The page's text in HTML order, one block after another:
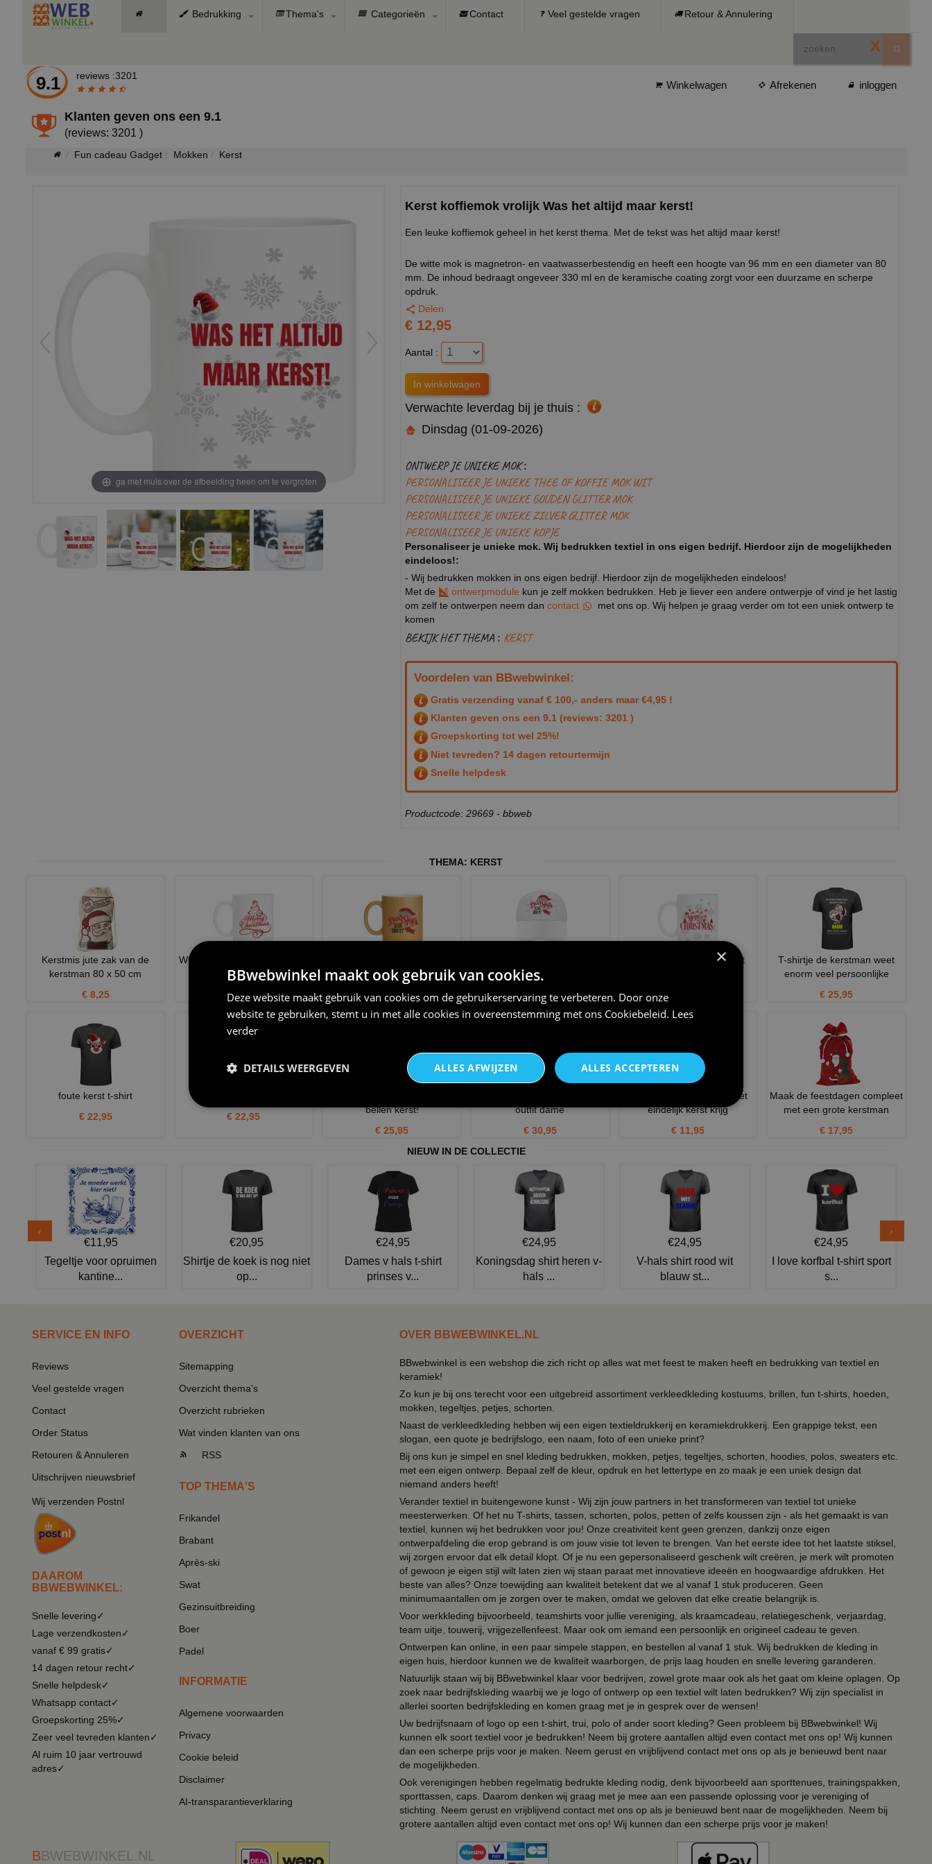
Bedrukking Thema's Categorieën Contact Veel gestelde vragen Retour & Annulering
X
9.1 reviews :3201
Winkelwagen Afrekenen inloggen
Klanten geven ons een9.1
(reviews: 3201 )
Fun cadeau Gadget Mokken Kerst
ga met muis over de afbeelding heen om te vergroten
Kerst koffiemok vrolijk Was het altijd maar kerst!
Een leuke koffiemok geheel in het kerst thema. Met de tekst was het altijd maar kerst!
De witte mok is magnetron- en vaatwasserbestendig en heeft een hoogte van 96 mm en een diameter van 80
mm. De inhoud bedraagt ongeveer 330 ml en de keramische coating zorgt voor een duurzame en scherpe
opdruk.
Delen
€ 12,95
Aantal :
Verwachte leverdag bij je thuis :
Dinsdag (01-09-2026)
ONTWERP JE UNIEKE MOK :
PERSONALISEER JE UNIEKE THEE OF KOFFIE MOK WIT
PERSONALISEER JE UNIEKE GOUDEN GLITTER MOK
PERSONALISEER JE UNIEKE ZILVER GLITTER MOK
PERSONALISEER JE UNIEKE KOPJE
Personaliseer je unieke mok. Wij bedrukken textiel in ons eigen bedrijf. Hierdoor zijn de mogelijkheden
eindeloos!:
- Wij bedrukken mokken in ons eigen bedrijf. Hierdoor zijn de mogelijkheden eindeloos!
Met de
ontwerpmodule kun je zelf mokken bedrukken. Heb je liever een andere ontwerpje of vind je het lastig
om zelf te ontwerpen neem dan contact
met ons op. Wij helpen je graag verder om tot een uniek ontwerp te
komen
BEKIJK HET THEMA : KERST
Voordelen van BBwebwinkel:
Gratis verzending vanaf € 100,- anders maar €4,95 !
Klanten geven ons een 9.1 (reviews: 3201 )
Groepskorting tot wel 25%!
Niet tevreden? 14 dagen retourtermijn
Snelle helpdesk
Productcode: 29669 - bbweb
THEMA: KERST
Kerstmis jute zak van de
kerstman 80 x 50 cm
€ 8,25
Witte mok Merry Christmas in
kerstboom design
€ 12,95
santa she did it!
€ 14,95
€ 12,95
Merry Christmas mok met
T-shirtje de kerstman weet
enorm veel persoonlijke
€ 25,95
foute kerst t-shirt
€ 22,95
€ 22,95
bellen kerst!
€ 25,95
outfit dame
€ 30,95
Grappige kerst tegel. is het
eindelijk kerst krijg
€ 11,95
Maak de feestdagen compleet
met een grote kerstman
€ 17,95
NIEUW IN DE COLLECTIE
€11,95
Tegeltje voor opruimen
kantine...
€20,95
Shirtje de koek is nog niet
op...
€24,95
Dames v hals t-shirt
prinses v...
€24,95
Koningsdag shirt heren v-
hals ...
€24,95
V-hals shirt rood wit
blauw st...
€24,95
I love korfbal t-shirt sport
s...
SERVICE EN INFO
Reviews
Veel gestelde vragen
Contact
Order Status
Retouren & Annuleren
Uitschrijven nieuwsbrief
Wij verzenden Postnl
DAAROM
BBWEBWINKEL:
Snelle levering✓
Lage verzendkosten✓
vanaf € 99 gratis✓
14 dagen retour recht✓
Snelle helpdesk✓
Whatsapp contact✓
Groepskorting 25%✓
Zeer veel tevreden klanten✓
Al ruim 10 jaar vertrouwd
adres✓
OVERZICHT
Sitemapping
Overzicht thema's
Overzicht rubrieken
Wat vinden klanten van ons
RSS
TOP THEMA'S
Frikandel
Brabant
Après-ski
Swat
Gezinsuitbreiding
Boer
Padel
INFORMATIE
Algemene voorwaarden
Privacy
Cookie beleid
Disclaimer
AI-transparantieverklaring
OVER BBWEBWINKEL.NL
BBwebwinkel is een webshop die zich richt op alles wat met feest te maken heeft en bedrukking van textiel en
keramiek!
Zo kun je bij ons terecht voor een uitgebreid assortiment verkleedkleding kostuums, brillen, fun t-shirts, hoeden,
mokken, tegeltjes, petjes, schorten.
Naast de verkleedkleding hebben wij een eigen textieldrukkerij en keramiekdrukkerij. Een grappige tekst, een
slogan, een quote je bedrijfslogo, een naam, foto of een unieke print?
Bij ons kun je simpel en snel kleding bedrukken, mokken, petjes, tegeltjes, schorten, hoodies, polos, sweaters etc.
met een eigen ontwerp. Bepaal zelf de kleur, opdruk en het lettertype en zo maak je een uniek design dat
niemand anders heeft!
Verander textiel in buitengewone kunst - Wij zijn jouw partners in het transformeren van textiel tot unieke
meesterwerken. Of het nu T-shirts, tassen, schorten, polos, petten of zelfs koussen zijn - als het gemaakt is van
textiel, kunnen wij het bedrukken voor jou! Onze creativiteit kent geen grenzen, dankzij onze eigen
ontwerpafdeling die erop gebrand is om jouw visie tot leven te brengen. Van het eerste idee tot het laatste stiksel,
wij zorgen ervoor dat elk detail klopt. Of je nu een gepersonaliseerd geschenk wilt creëren, je merk wilt promoten
of gewoon je eigen stijl wilt laten zien wij staan paraat met innovatieve ideeën en hoogwaardige afdrukken. Het
beste van alles? Onze toewijding aan kwaliteit betekent dat we al vanaf 1 stuk produceren. Geen
minimumaantallen om je zorgen over te maken, omdat we geloven dat elke creatie belangrijk is.
Voor werkkleding bijvoorbeeld, teamshirts voor jullie vereniging, als kraamcadeau, relatiegeschenk, verjaardag,
team uitje, touwerij, vrijgezellenfeest. Maar ook om iemand een persoonlijk en origineel cadeau te geven.
Ontwerpen kan online, in een paar simpele stappen, en bestellen al vanaf 1 stuk. Wij bedrukken de kleding in
eigen huis, hierdoor kunnen we de kwaliteit waarborgen, de prijs laag houden en snelle levering garanderen.
Natuurlijk staan wij bij BBwebwinkel klaar voor bedrijven, zowel grote maar ook als het gaat om kleine oplagen. Op
zoek naar bedrijfskleding waarbij we je logo of ontwerp op een textiel wilt laten bedrukken? Wij zijn specialist in
allerlei soorten bedrijfskleding en komen graag met je in gesprek over de wensen!
Uw bedrijfsnaam of logo op een t-shirt, trui, polo of ander soort kleding? Geen probleem bij BBwebwinkel! Wij
kunnen elk soort textiel voor je bedrukken! Neem bij grotere aantallen altijd even contact met ons op! Wij kunnen
dan een scherpe prijs voor je maken. Neem gerust en vrijblijvend contact met ons op als je benieuwd bent naar
de mogelijkheden.
Ook verenigingen hebben regelmatig bedrukte kleding nodig, denk bijvoorbeeld aan sporttenues, trainingspakken,
sporttassen, caps. Daarom denken wij graag met je mee aan een passende oplossing voor je vereniging of
stichting. Neem gerust en vrijblijvend contact met ons op als je benieuwd bent naar de mogelijkheden. Neem bij
grotere aantallen altijd even contact met ons op! Wij kunnen dan een scherpe prijs voor je maken!
BBWEBWINKEL.NL
×
BBwebwinkel maakt ook gebruik van cookies.
Deze website maakt gebruik van cookies om de gebruikerservaring te verbeteren. Door onze
website te gebruiken, stemt u in met alle cookies in overeenstemming met ons Cookiebeleid. Lees
verder
ALLES ACCEPTEREN
ALLES AFWIJZEN
DETAILS WEERGEVEN